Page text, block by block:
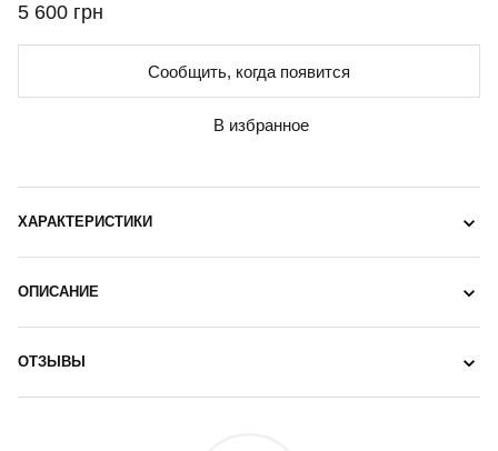
5 600 грн
Сообщить, когда появится
В избранное
ХАРАКТЕРИСТИКИ
ОПИСАНИЕ
ОТЗЫВЫ